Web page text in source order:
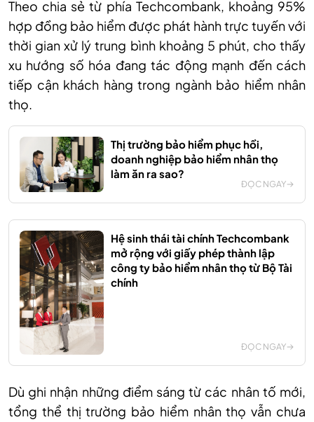
Theo chia sẻ từ phía Techcombank, khoảng 95%
hợp đồng bảo hiểm được phát hành trực tuyến với
thời gian xử lý trung bình khoảng 5 phút, cho thấy
xu hướng số hóa đang tác động mạnh đến cách
tiếp cận khách hàng trong ngành bảo hiểm nhân
thọ.
Thị trường bảo hiểm phục hồi,
doanh nghiệp bảo hiểm nhân thọ
làm ăn ra sao?
ĐỌC NGAY
Hệ sinh thái tài chính Techcombank
mở rộng với giấy phép thành lập
công ty bảo hiểm nhân thọ từ Bộ Tài
chính
ĐỌC NGAY
Dù ghi nhận những điểm sáng từ các nhân tố mới,
tổng thể thị trường bảo hiểm nhân thọ vẫn chưa